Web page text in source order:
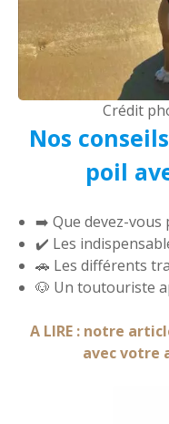
Crédit
Nos
poil
➡️ Que devez-vous
✔️ Les
🚗 Les différents
🐶 Un toutouriste
A LIRE : notre
avec votre